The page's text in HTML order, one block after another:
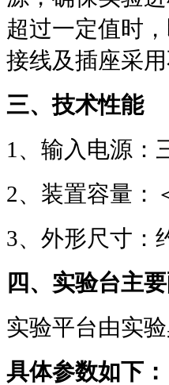
超过一定值时
接线及插座采
三、技术性能
1 、输入电源：
2、装置容量：
3、外形尺寸：
四、实验台主
实验平台由实
具体参数如下：